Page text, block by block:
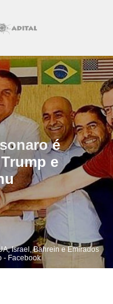
é
e
Israel, Bahrein e Emirados
- Facebook